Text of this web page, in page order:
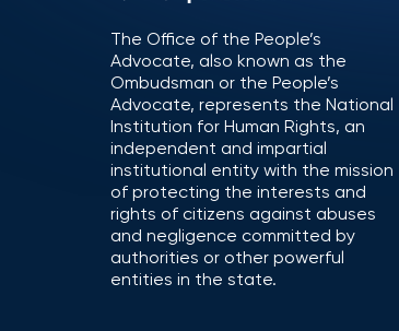
The Office of the People’s
Advocate, also known as the
Ombudsman or the People’s
Advocate, represents the National
Institution for Human Rights, an
independent and impartial
institutional entity with the mission
of protecting the interests and
rights of citizens against abuses
and negligence committed by
authorities or other powerful
entities in the state.